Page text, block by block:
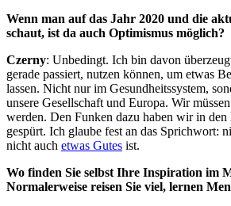
Wenn man auf das Jahr 2020 und die
schaut, ist da auch Optimismus möglich?
Czerny: Unbedingt. Ich bin davon
gerade passiert, nutzen können, um etwas
lassen. Nicht nur im Gesundheitssystem,
unsere Gesellschaft und Europa. Wir
werden. Den Funken dazu haben wir in den
gespürt. Ich glaube fest an das Sprichwort:
nicht auch etwas Gutes ist.
Wo finden Sie selbst Ihre Inspiration im
Normalerweise reisen Sie viel, lernen